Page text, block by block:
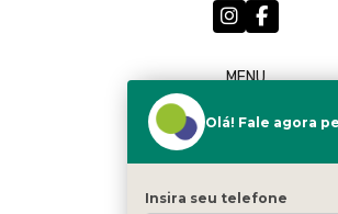
MENU
QUEM SOMOS
CONTATO
Olá! Fale agora
Insira seu telefone